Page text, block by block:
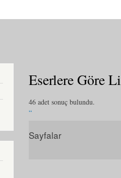
Eserlere Göre
46 adet sonuç bulundu.
“
Sayfalar